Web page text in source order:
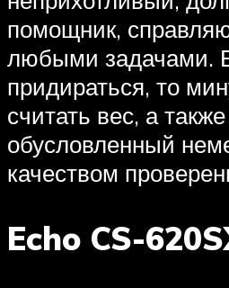
помощник,
любыми задачами.
придираться, то
считать вес, а
обусловленный
качеством
Echo CS-